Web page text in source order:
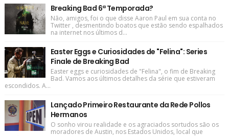
Breaking Bad 6ª Temporada?
Não, amigos, foi o que disse Aaron Paul em sua conta no
Twitter , desmentindo boatos que estão sendo espalhados
na internet nos últimos d...
Easter Eggs e Curiosidades de "Felina": Series
Finale de Breaking Bad
Easter eggs e curiosidades de "Felina", o fim de Breaking
Bad. Vamos aos últimos detalhes da série que estiveram
escondidos. A...
Lançado Primeiro Restaurante da Rede Pollos
Hermanos
O sonho virou realidade e os agraciados sortudos são os
moradores de Austin, nos Estados Unidos, local que